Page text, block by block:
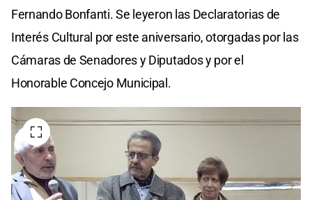
Fernando Bonfanti. Se leyeron las Declaratorias de
Interés Cultural por este aniversario, otorgadas por las
Cámaras de Senadores y Diputados y por el
Honorable Concejo Municipal.